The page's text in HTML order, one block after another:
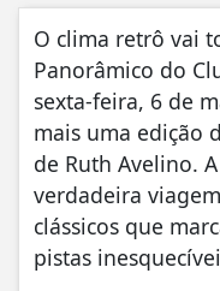
O clima retrô vai
Panorâmico do
sexta-feira, 6 de
mais uma edição
de Ruth Avelino.
verdadeira
clássicos que
pistas